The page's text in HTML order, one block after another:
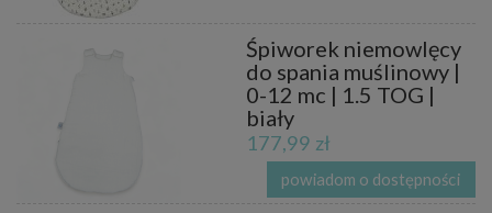
Śpiworek niemowlęcy
do spania muślinowy |
0-12 mc | 1.5 TOG |
biały
177,99 zł
powiadom o dostępności